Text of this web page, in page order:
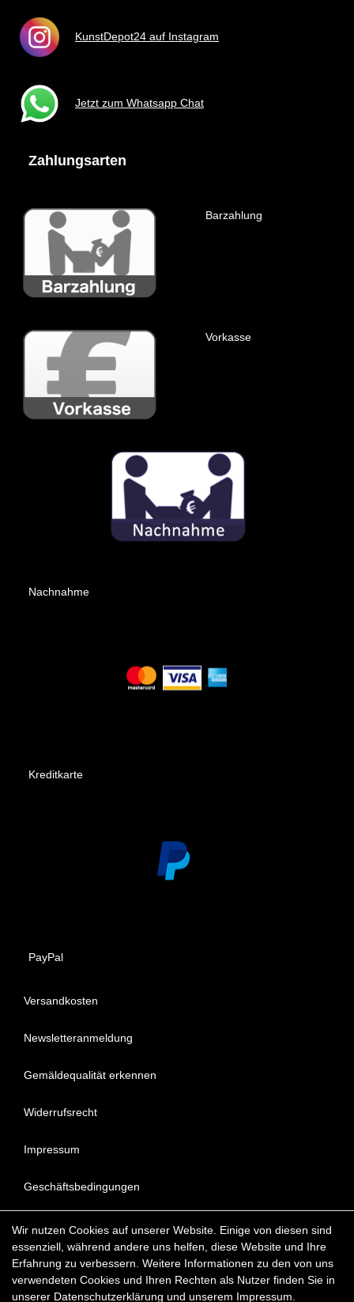
KunstDepot24 auf Instagram
Jetzt zum Whatsapp Chat
Zahlungsarten
Barzahlung
Vorkasse
Nachnahme
Kreditkarte
PayPal
Versandkosten
Newsletteranmeldung
Gemäldequalität erkennen
Widerrufsrecht
Impressum
Geschäftsbedingungen
Datenschutzerklärung
FAQ - Häufig gestellte Fragen
Wir nutzen Cookies auf unserer Website. Einige von diesen sind
essenziell, während andere uns helfen, diese Website und Ihre
Erfahrung zu verbessern. Weitere Informationen zu den von uns
verwendeten Cookies und Ihren Rechten als Nutzer finden Sie in
unserer Daten­schutz­erklärung und unserem Impressum